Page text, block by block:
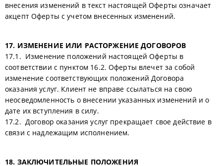
внесения изменений в текст настоящей Оферты означает
акцепт Оферты с учетом внесенных изменений.
17. ИЗМЕНЕНИЕ ИЛИ РАСТОРЖЕНИЕ ДОГОВОРОВ
17.1. Изменение положений настоящей Оферты в
соответствии с пунктом 16.2. Оферты влечет за собой
изменение соответствующих положений Договора
оказания услуг. Клиент не вправе ссылаться на свою
неосведомленность о внесении указанных изменений и о
дате их вступления в силу.
17.2. Договор оказания услуг прекращает свое действие в
связи с надлежащим исполнением.
18. ЗАКЛЮЧИТЕЛЬНЫЕ ПОЛОЖЕНИЯ